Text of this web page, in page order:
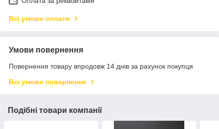
Всі умови оплати
Умови повернення
Повернення товару впродовж 14 днів за рахунок покупця
Всі умови повернення
Подібні товари компанії